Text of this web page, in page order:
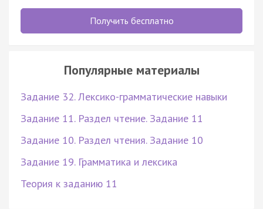
Получить бесплатно
Популярные материалы
Задание 32. Лексико-грамматические навыки
Задание 11. Раздел чтение. Задание 11
Задание 10. Раздел чтения. Задание 10
Задание 19. Грамматика и лексика
Теория к заданию 11